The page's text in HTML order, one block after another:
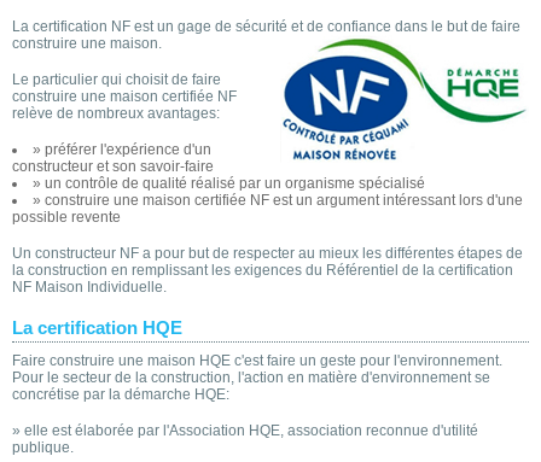
La certification NF est un gage de sécurité et de confiance dans le but de faire
construire une maison.
Le particulier qui choisit de faire
construire une maison certifiée NF
relève de nombreux avantages:
» préférer l'expérience d'un
constructeur et son savoir-faire
» un contrôle de qualité réalisé par un organisme spécialisé
» construire une maison certifiée NF est un argument intéressant lors d'une
possible revente
Un constructeur NF a pour but de respecter au mieux les différentes étapes de
la construction en remplissant les exigences du Référentiel de la certification
NF Maison Individuelle.
La certification HQE
Faire construire une maison HQE c'est faire un geste pour l'environnement.
Pour le secteur de la construction, l'action en matière d'environnement se
concrétise par la démarche HQE:
» elle est élaborée par l'Association HQE, association reconnue d'utilité
publique.